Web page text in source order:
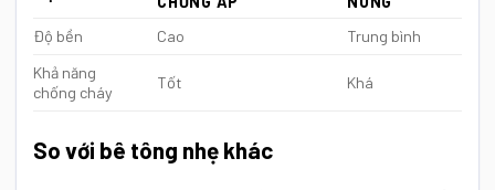
Độ bền
Cao
Trung bình
Khả năng
chống cháy
Tốt Khá
So với bê tông nhẹ khác